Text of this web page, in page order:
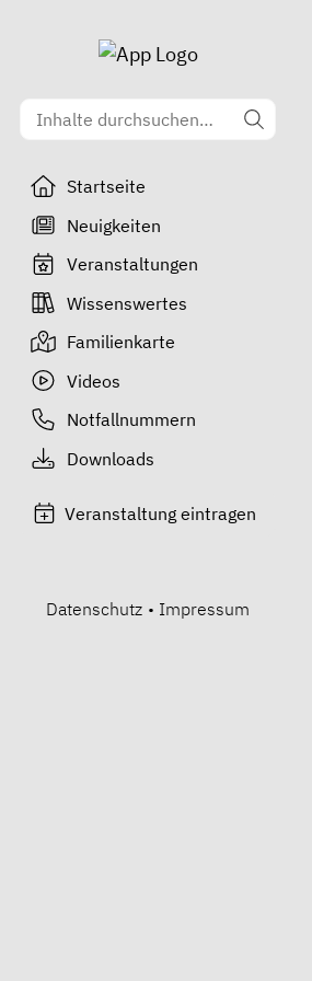
Startseite
Neuigkeiten
Veranstaltungen
Wissenswertes
Familienkarte
Videos
Notfallnummern
Downloads
Veranstaltung eintragen
Datenschutz • Impressum